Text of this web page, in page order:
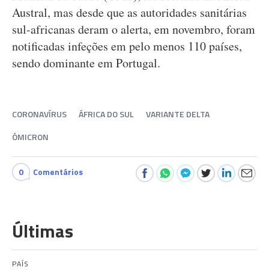
Austral, mas desde que as autoridades sanitárias
sul-africanas deram o alerta, em novembro, foram
notificadas infeções em pelo menos 110 países,
sendo dominante em Portugal.
CORONAVÍRUS ÁFRICA DO SUL
VARIANTE DELTA
ÓMICRON
0 Comentários
Últimas
PAÍS